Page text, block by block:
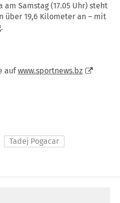
Samstag (17.05 Uhr) steht
über 19,6 Kilometer an – mit
aufwww.sportnews.bz
Tadej Pogacar